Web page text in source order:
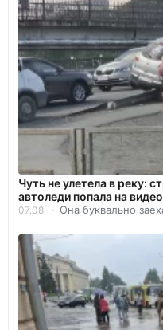
Чуть не улетела в реку:
автоледи попала на видео
07.08 Она буквально